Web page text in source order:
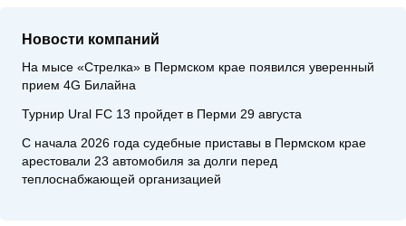
Новости компаний
На мысе «Стрелка» в Пермском крае появился уверенный
прием 4G Билайна
Турнир Ural FC 13 пройдет в Перми 29 августа
С начала 2026 года судебные приставы в Пермском крае
арестовали 23 автомобиля за долги перед
теплоснабжающей организацией